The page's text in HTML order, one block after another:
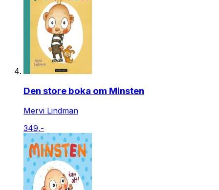
Den store boka om Minsten
Mervi Lindman
349,-